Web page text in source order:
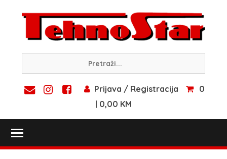
content
Prijava / Registracija
0
| 0,00 KM